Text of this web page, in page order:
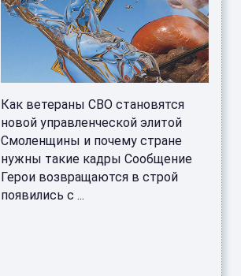
Как ветераны СВО становятся
новой управленческой элитой
Смоленщины и почему стране
нужны такие кадры Сообщение
Герои возвращаются в строй
появились с ...